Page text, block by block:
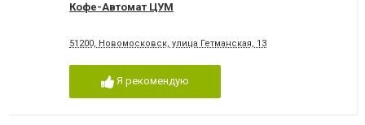
Кофе-Автомат ЦУМ
51200, Новомосковск, улица Гетманская, 13
Я рекомендую